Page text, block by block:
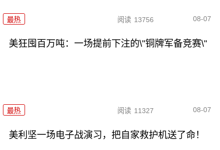
最热 阅读 13756 08-07
美狂囤百万吨：一场提前下注的\"铜牌军备竞赛\"
最热 阅读 11327 08-07
美利坚一场电子战演习，把自家救护机送了命！